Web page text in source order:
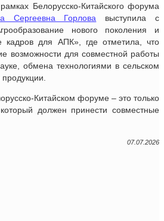
Белорусско-Китайского форума
Сергеевна Горлова выступила с
нового поколения и
кадров для АПК», где отметила, что
возможности для совместной работы
обмена технологиями в сельском
Китайском форуме – это только
должен принести совместные
07.07.2026